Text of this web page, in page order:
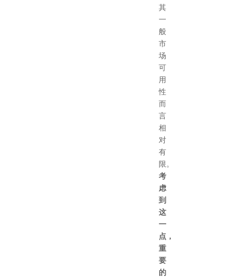
其
一
般
市
场
可
用
性
而
言
相
对
有
限。
考
虑
到
这
一
点，
重
要
的